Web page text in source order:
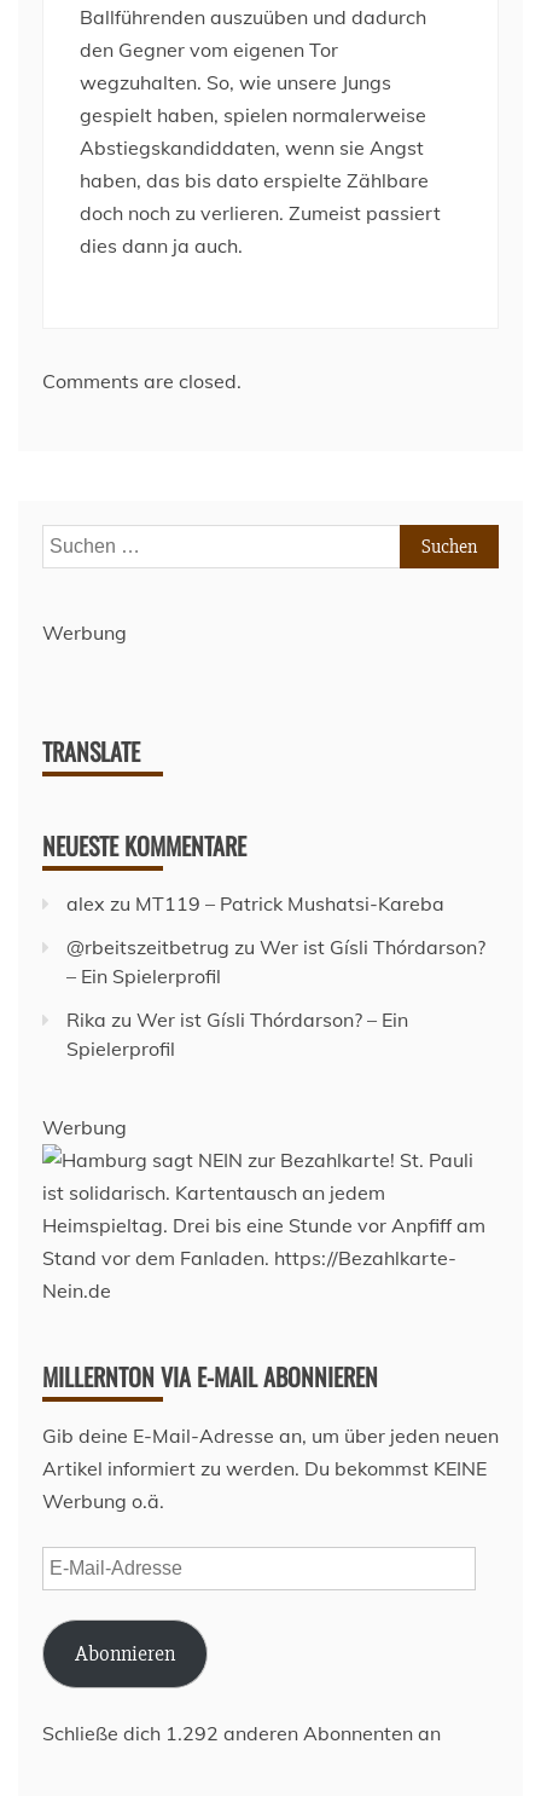
Ballführenden auszuüben und dadurch
den Gegner vom eigenen Tor
wegzuhalten. So, wie unsere Jungs
gespielt haben, spielen normalerweise
Abstiegskandiddaten, wenn sie Angst
haben, das bis dato erspielte Zählbare
doch noch zu verlieren. Zumeist passiert
dies dann ja auch.
Comments are closed.
Suchen
nach:
Werbung
TRANSLATE
NEUESTE KOMMENTARE
alex zu MT119 – Patrick Mushatsi-Kareba
@rbeitszeitbetrug zu Wer ist Gísli Thórdarson?
– Ein Spielerprofil
Rika zu Wer ist Gísli Thórdarson? – Ein
Spielerprofil
Werbung
MILLERNTON VIA E-MAIL ABONNIEREN
Gib deine E-Mail-Adresse an, um über jeden neuen
Artikel informiert zu werden. Du bekommst KEINE
Werbung o.ä.
E-
Mail-
Adresse
Abonnieren
Schließe dich 1.292 anderen Abonnenten an